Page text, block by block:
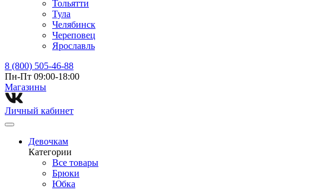
Тольятти
Тула
Челябинск
Череповец
Ярославль
8 (800) 505-46-88
Пн-Пт 09:00-18:00
Магазины⁠
Личный кабинет
Девочкам
Категории
Все товары
Брюки
Юбка